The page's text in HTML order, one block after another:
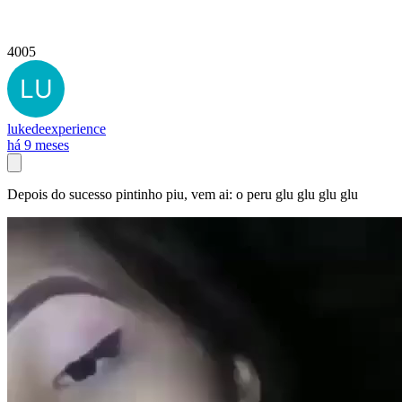
4005
lukedeexperience
há 9 meses
Depois do sucesso pintinho piu, vem ai: o peru glu glu glu glu